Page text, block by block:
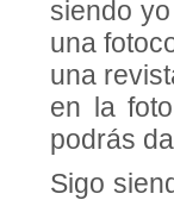
siendo
una
una
en la
podrás
Sigo